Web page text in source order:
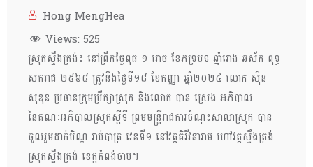
Hong MengHea
Views: 525
ស្រុកស្ទឹងត្រង់៖ នៅព្រឹកថ្ងៃពុធ ១ រោច ខែភទ្របទ ឆ្នាំរោង​ ឆស័ក ពុទ្ធ
សករាជ ២៥៦៨​ ត្រូវនឹងថ្ងៃទី១៨ ខែកញ្ញា ឆ្នាំ២០២៤​ លោក​ សុិន​
សុខុន​ ប្រធានក្រុមប្រឹក្សាស្រុក​ និងលោក​ បាន​ ស្រេង​ អភិបាល​
នៃគណៈអភិបាលស្រុកស្ដីទី​ ព្រមមន្ត្រី​រាជការ​ចំណុះសាលាស្រុក​ បាន
ចូលរួមដាក់បិណ្ឌ​ រាប់​បាត្រ​ វេនទី១​ នៅវត្ត​គិរី​វនារាម​ ហៅវត្តស្ទឹងត្រង់
ស្រុកស្ទឹងត្រង់ ខេត្ដកំពង់ចាម​។